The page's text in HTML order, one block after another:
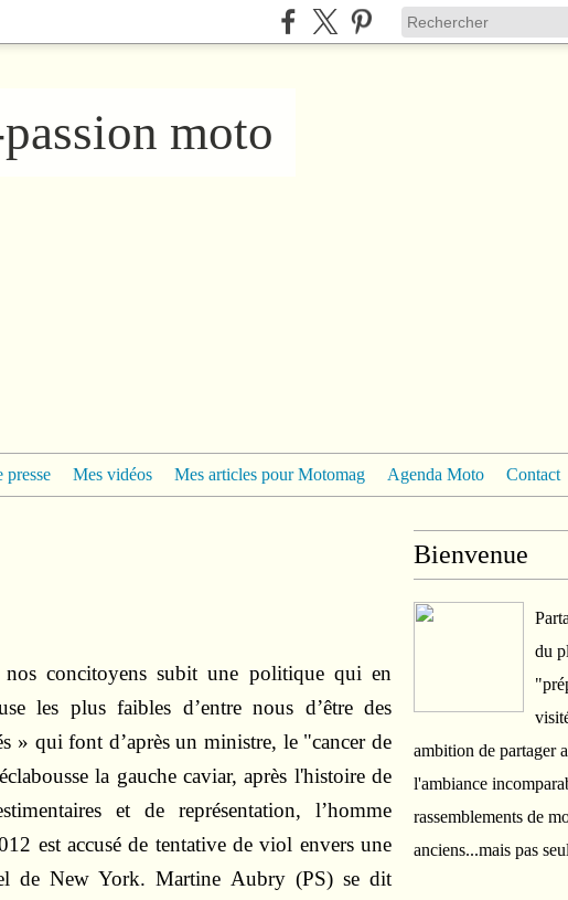
moto
presse Mes vidéos Mes articles pour Motomag Agenda Moto Contact
concitoyens subit une politique qui en
les plus faibles d’entre nous d’être des
» qui font d’après un ministre, le "cancer de
la gauche caviar, après l'histoire de
et de représentation, l’homme
est accusé de tentative de viol envers une
de New York. Martine Aubry (PS) se dit
Bienvenue
du
ambition de partager
l'ambiance
rassemblements de
anciens...mais pas